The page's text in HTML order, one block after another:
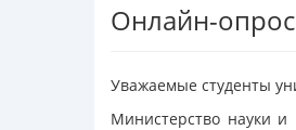
Онлайн-
Уважаемые студенты
Министерство науки и